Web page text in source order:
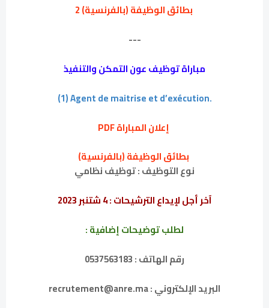
بطائق الوظيفة (بالفرنسية) 2
---
مباراة توظيف عون التمكن والتنفيذ
(1) Agent de maitrise et d’exécution.
إعلان المباراة PDF
بطائق الوظيفة (بالفرنسية)
نوع التوظيف : توظيف نظامي
آخر أجل لإيداع الترشيحات : 4 شتنبر 2023
لطلب توضيحات إضافية :
رقم الهاتف : 0537563183
البريد الإلكتروني : recrutement@anre.ma